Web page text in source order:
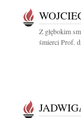
Z głębokim
śmierci Prof.